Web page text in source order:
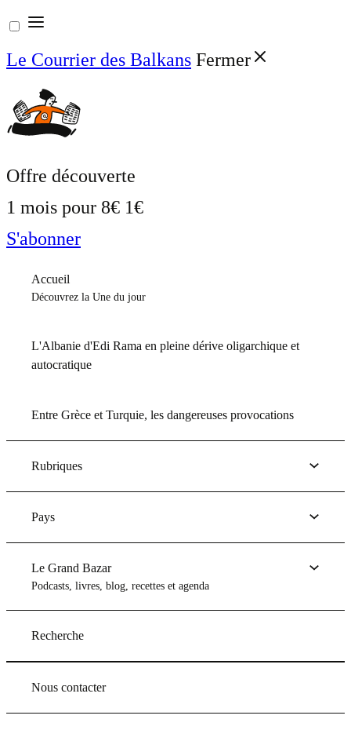
Aller
au
contenu
Le Courrier des Balkans Fermer
Offre découverte
1 mois pour 8€ 1€
S'abonner
Accueil
Découvrez la Une du jour
L'Albanie d'Edi Rama en pleine dérive oligarchique et
autocratique
Entre Grèce et Turquie, les dangereuses provocations
Rubriques
Pays
Le Grand Bazar
Podcasts, livres, blog, recettes et agenda
Recherche
Nous contacter